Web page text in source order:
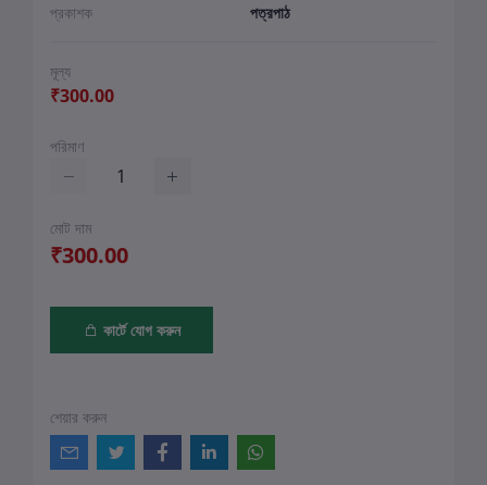
প্রকাশক
পত্রপাঠ
মূল্য
₹300.00
পরিমাণ
মোট দাম
₹300.00
কার্টে যোগ করুন
শেয়ার করুন